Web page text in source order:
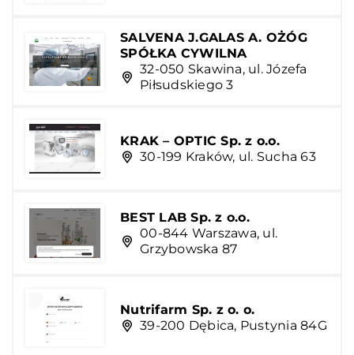
SALVENA J.GALAS A. OŻÓG
SPÓŁKA CYWILNA
32-050 Skawina, ul. Józefa
Piłsudskiego 3
KRAK – OPTIC Sp. z o.o.
30-199 Kraków, ul. Sucha 63
BEST LAB Sp. z o.o.
00-844 Warszawa, ul.
Grzybowska 87
Nutrifarm Sp. z o. o.
39-200 Dębica, Pustynia 84G